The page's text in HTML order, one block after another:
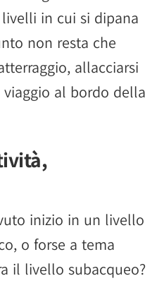
in cui si dipana
non resta che
allacciarsi
al bordo della
inizio in un livello
o forse a tema
il livello subacqueo?